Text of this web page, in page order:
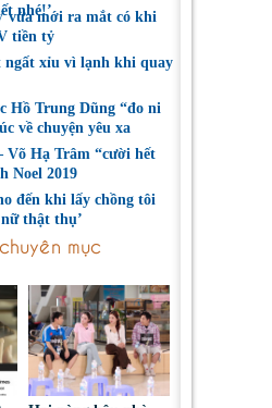
nhé!’
vừa mới ra mắt có khi
tiền tỷ
ngất xỉu vì lạnh khi quay
Hồ Trung Dũng “đo ni
về chuyện yêu xa
Võ Hạ Trâm “cười hết
Noel 2019
đến khi lấy chồng tôi
thật thụ’
mục